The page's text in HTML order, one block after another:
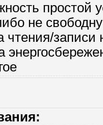
простой
не
чтения/записи